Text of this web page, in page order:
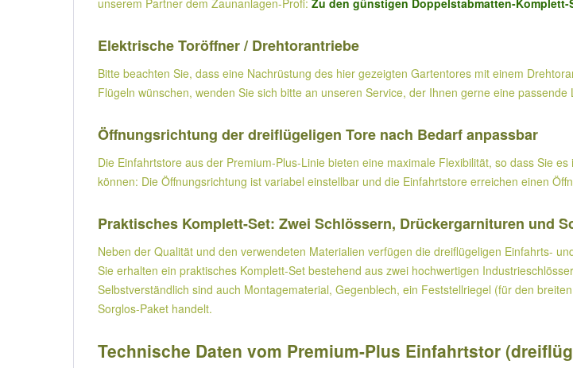
unserem Partner dem Zaunanlagen-Profi: Zu den günstigen Doppelstabmatten-Komplett-
Elektrische Toröffner / Drehtorantriebe
Bitte beachten Sie, dass eine Nachrüstung des hier gezeigten Gartentores mit einem
Flügeln wünschen, wenden Sie sich bitte an unseren Service, der Ihnen gerne eine passende
Öffnungsrichtung der dreiflügeligen Tore nach Bedarf anpassbar
Die Einfahrtstore aus der Premium-Plus-Linie bieten eine maximale Flexibilität, so dass Sie
können: Die Öffnungsrichtung ist variabel einstellbar und die Einfahrtstore erreichen einen
Praktisches Komplett-Set: Zwei Schlössern, Drückergarnituren und
Neben der Qualität und den verwendeten Materialien verfügen die dreiflügeligen Einfahrts-
Sie erhalten ein praktisches Komplett-Set bestehend aus zwei hochwertigen
Selbstverständlich sind auch Montagematerial, Gegenblech, ein Feststellriegel (für den
Sorglos-Paket handelt.
Technische Daten vom Premium-Plus Einfahrtstor